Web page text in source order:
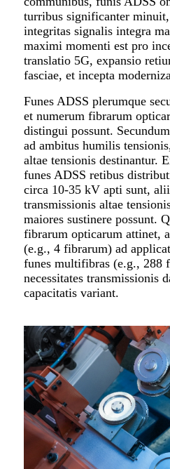
turribus significanter
integritas signalis integra
maximi momenti est pro
translatio 5G, expansio
fasciae, et incepta
Funes ADSS plerumque
et numerum fibrarum
distingui possunt.
ad ambitus humilis
altae tensionis destinantur.
funes ADSS retibus
circa 10-35 kV apti sunt,
transmissionis altae
maiores sustinere possunt.
fibrarum opticarum attinet,
(e.g., 4 fibrarum) ad
funes multifibras (e.g., 288
necessitates transmissionis
capacitatis variant.